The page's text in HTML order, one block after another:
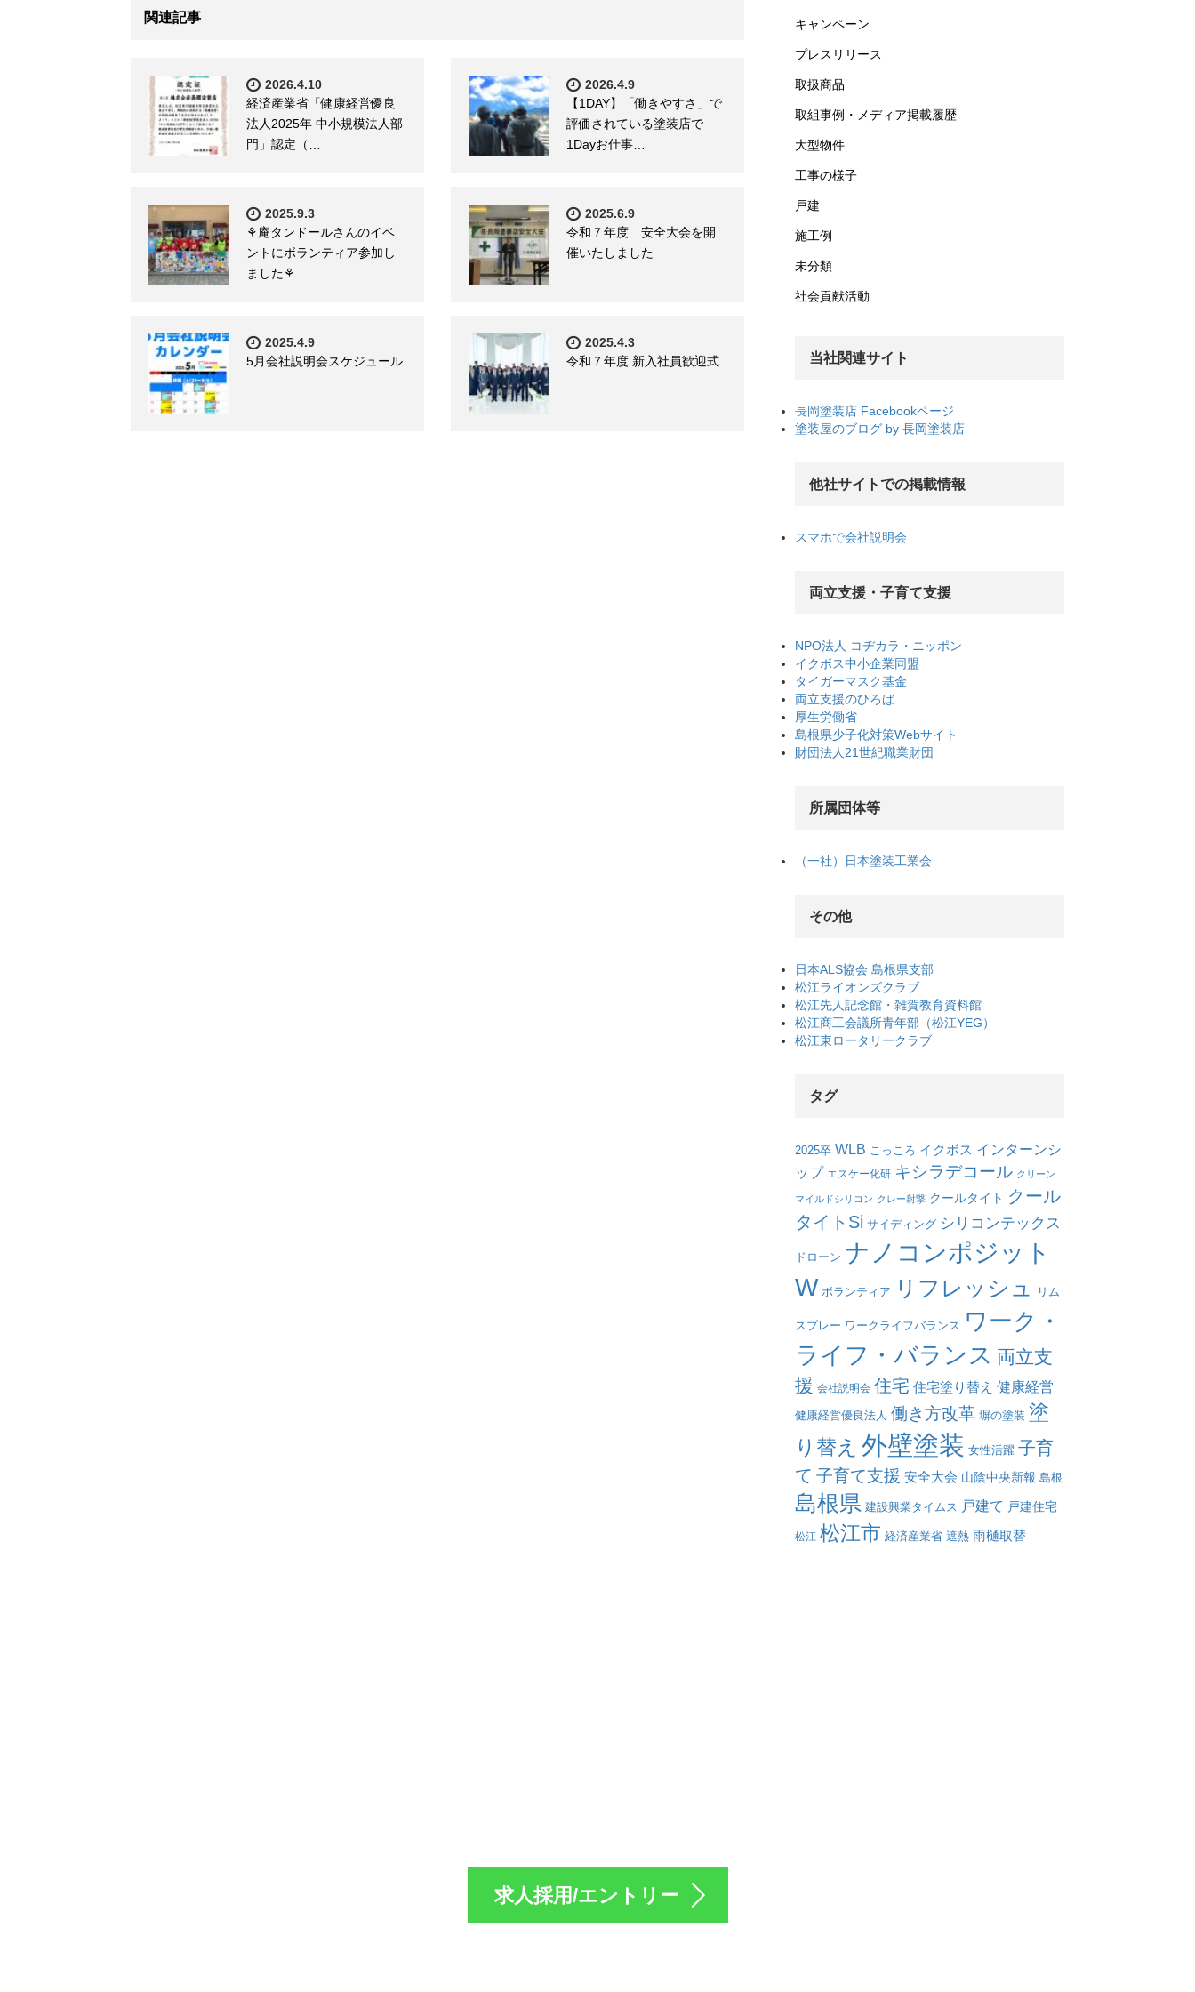
関連記事
2026.4.10
経済産業省「健康経営優良
法人2025年 中小規模法人部
門」認定（…
2026.4.9
【1DAY】「働きやすさ」で
評価されている塗装店で
1Dayお仕事…
2025.9.3
⚘庵タンドールさんのイベ
ントにボランティア参加し
ました⚘
2025.6.9
令和７年度 安全大会を開
催いたしました
2025.4.9
5月会社説明会スケジュール
2025.4.3
令和７年度 新入社員歓迎式
キャンペーン
プレスリリース
取扱商品
取組事例・メディア掲載履歴
大型物件
工事の様子
戸建
施工例
未分類
社会貢献活動
当社関連サイト
長岡塗装店 Facebookページ
塗装屋のブログ by 長岡塗装店
他社サイトでの掲載情報
スマホで会社説明会
両立支援・子育て支援
NPO法人 コヂカラ・ニッポン
イクボス中小企業同盟
タイガーマスク基金
両立支援のひろば
厚生労働省
島根県少子化対策Webサイト
財団法人21世紀職業財団
所属団体等
（一社）日本塗装工業会
その他
日本ALS協会 島根県支部
松江ライオンズクラブ
松江先人記念館・雑賀教育資料館
松江商工会議所青年部（松江YEG）
松江東ロータリークラブ
タグ
2025卒 WLB こっころ イクボス インターンシ
ップ エスケー化研 キシラデコール クリーン
マイルドシリコン クレー射撃 クールタイト クール
タイトSi サイディング シリコンテックス
ドローン ナノコンポジット
W ボランティア リフレッシュ リム
スプレー ワークライフバランス ワーク・
ライフ・バランス 両立支
援 会社説明会 住宅 住宅塗り替え 健康経営
健康経営優良法人 働き方改革 塀の塗装 塗
り替え 外壁塗装 女性活躍 子育
て 子育て支援 安全大会 山陰中央新報 島根
島根県 建設興業タイムス 戸建て 戸建住宅
松江 松江市 経済産業省 遮熱 雨樋取替
求人採用/エントリー